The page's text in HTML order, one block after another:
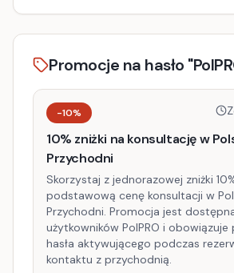
Promocje na hasło
-10%
10% zniżki na konsultację w
Przychodni
Skorzystaj z jednorazowej zniżki
podstawową cenę konsultacji w
Przychodni. Promocja jest
użytkowników PolPRO i
hasła aktywującego podczas
kontaktu z przychodnią.